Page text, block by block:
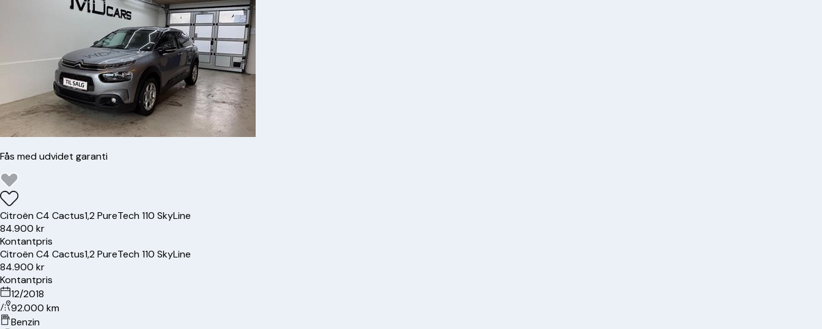
Fås med udvidet garanti
CitroënC4 Cactus1,2 PureTech 110 SkyLine
84.900 kr
Kontantpris
CitroënC4 Cactus1,2 PureTech 110 SkyLine
84.900 kr
Kontantpris
12/2018
92.000 km
Benzin